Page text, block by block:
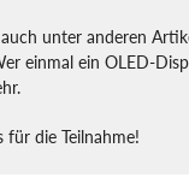
unter anderen
einmal ein OLED-
die Teilnahme!